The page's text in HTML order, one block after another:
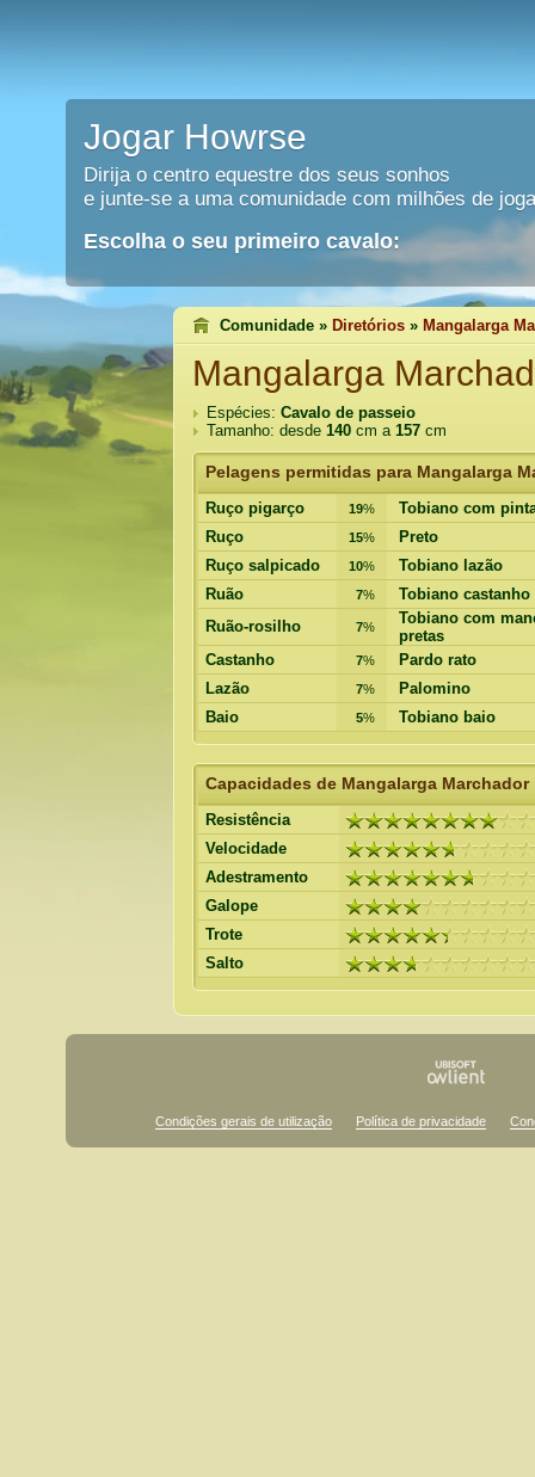
Jogar Howrse
Dirija o centro equestre dos seus sonhos
e junte-se a uma comunidade com milhões de
Escolha o seu primeiro cavalo:
Comunidade » Diretórios » Mangalarga
Mangalarga
Espécies: Cavalo de passeio
Tamanho: desde 140 cm a 157 cm
Pelagens permitidas para Mangalarga
Ruço pigarço 19%
Tobiano com
Ruço
15%
Preto
Ruço salpicado
10%
Tobiano lazão
Ruão
7%
Tobiano castanho
Ruão-rosilho
7%
Tobiano com
pretas
Castanho
7%
Pardo rato
Lazão
7%
Palomino
Baio
5% Tobiano baio
Capacidades de Mangalarga Marchador
Resistência
Velocidade
Adestramento
Galope
Trote
Salto
Condições gerais de utilização Política de privacidade